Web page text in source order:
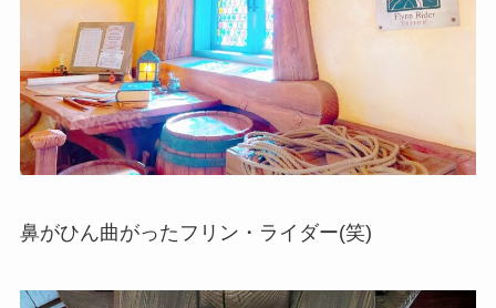
鼻がひん曲がったフリン・ライダー(笑)